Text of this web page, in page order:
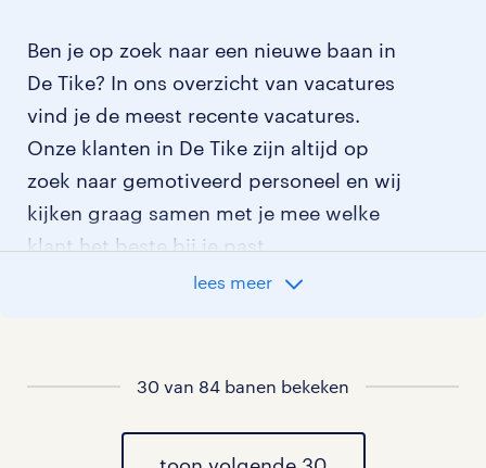
Ben je op zoek naar een nieuwe baan in
De Tike? In ons overzicht van vacatures
vind je de meest recente vacatures.
Onze klanten in De Tike zijn altijd op
zoek naar gemotiveerd personeel en wij
kijken graag samen met je mee welke
klant het beste bij je past.
lees meer
30 van 84 banen bekeken